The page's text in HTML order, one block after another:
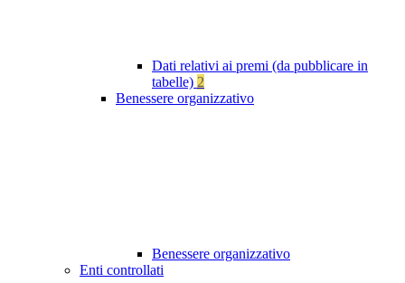
Dati relativi ai premi (da pubblicare in
tabelle) 2
Benessere organizzativo
Benessere organizzativo
Enti controllati